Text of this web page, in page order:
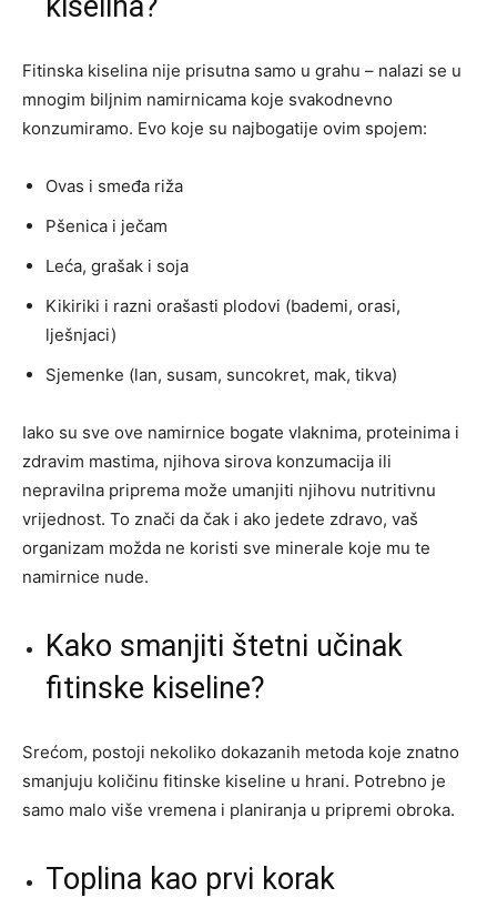
Fitinska kiselina nije prisutna samo u grahu – nalazi se u
mnogim biljnim namirnicama koje svakodnevno
konzumiramo. Evo koje su najbogatije ovim spojem:
Ovas i smeđa riža
Pšenica i ječam
Leća, grašak i soja
Kikiriki i razni orašasti plodovi (bademi, orasi,
lješnjaci)
Sjemenke (lan, susam, suncokret, mak, tikva)
Iako su sve ove namirnice bogate vlaknima, proteinima i
zdravim mastima, njihova sirova konzumacija ili
nepravilna priprema može umanjiti njihovu nutritivnu
vrijednost. To znači da čak i ako jedete zdravo, vaš
organizam možda ne koristi sve minerale koje mu te
namirnice nude.
Kako smanjiti štetni učinak
fitinske kiseline?
Srećom, postoji nekoliko dokazanih metoda koje znatno
smanjuju količinu fitinske kiseline u hrani. Potrebno je
samo malo više vremena i planiranja u pripremi obroka.
Toplina kao prvi korak